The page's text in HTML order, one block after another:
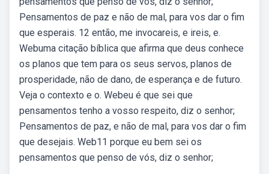
Pensamentos de paz e não de mal, para vos dar o fim
que esperais. 12 então, me invocareis, e ireis, e.
Webuma citação bíblica que afirma que deus conhece
os planos que tem para os seus servos, planos de
prosperidade, não de dano, de esperança e de futuro.
Veja o contexto e o. Webeu é que sei que
pensamentos tenho a vosso respeito, diz o senhor;
Pensamentos de paz, e não de mal, para vos dar o fim
que desejais. Web11 porque eu bem sei os
pensamentos que penso de vós, diz o senhor;